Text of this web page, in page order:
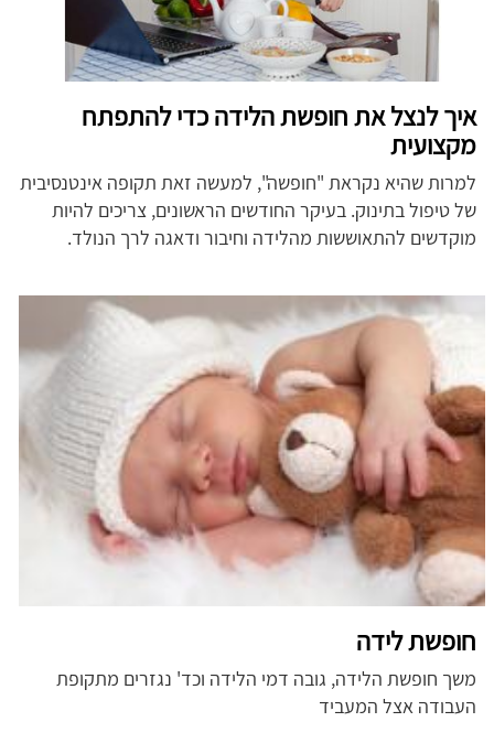
איך לנצל את חופשת הלידה כדי להתפתח
מקצועית
למרות שהיא נקראת "חופשה", למעשה זאת תקופה אינטנסיבית
של טיפול בתינוק. בעיקר החודשים הראשונים, צריכים להיות
מוקדשים להתאוששות מהלידה וחיבור ודאגה לרך הנולד.
חופשת לידה
משך חופשת הלידה, גובה דמי הלידה וכד' נגזרים מתקופת
העבודה אצל המעביד